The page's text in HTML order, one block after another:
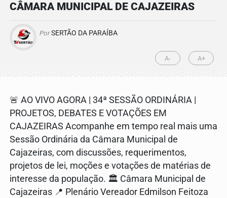
CÂMARA MUNICIPAL DE CAJAZEIRAS
PorSERTÃO DA PARAÍBA
A- A+
🚨 AO VIVO AGORA | 34ª SESSÃO ORDINÁRIA |
PROJETOS, DEBATES E VOTAÇÕES EM
CAJAZEIRAS Acompanhe em tempo real mais uma
Sessão Ordinária da Câmara Municipal de
Cajazeiras, com discussões, requerimentos,
projetos de lei, moções e votações de matérias de
interesse da população. 🏛️ Câmara Municipal de
Cajazeiras 📍 Plenário Vereador Edmilson Feitoza